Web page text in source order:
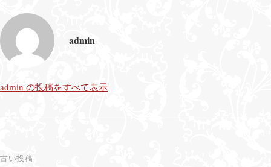
admin
admin の投稿をすべて表示
古い投稿